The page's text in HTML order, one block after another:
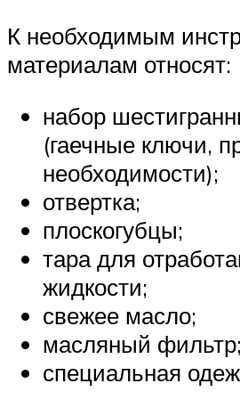
К необходимым
материалам относят:
набор
(гаечные ключи,
необходимости);
отвертка;
плоскогубцы;
тара для
жидкости;
свежее масло;
масляный фильтр;
специальная